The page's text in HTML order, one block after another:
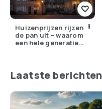
Huizenprijzen rijzen
de pan uit – waarom
een hele generatie
Laatste berichten